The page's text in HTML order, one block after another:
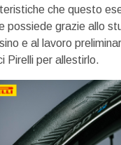
che questo
possiede grazie allo
e al lavoro
Pirelli per allestirlo.